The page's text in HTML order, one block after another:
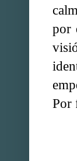
por
Por